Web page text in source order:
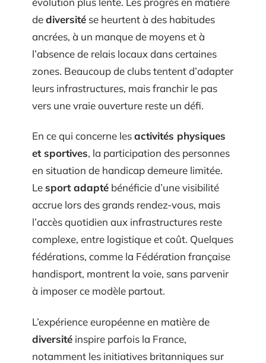
dediversité se heurtent à des habitudes
ancrées, à un manque de moyens et à
l’absence de relais locaux dans certaines
zones. Beaucoup de clubs tentent d’adapter
leurs infrastructures, mais franchir le pas
vers une vraie ouverture reste un défi.
En ce qui concerne lesactivités physiques
et sportives, la participation des personnes
en situation de handicap demeure limitée.
Lesport adapté bénéficie d’une visibilité
accrue lors des grands rendez-vous, mais
l’accès quotidien aux infrastructures reste
complexe, entre logistique et coût. Quelques
fédérations, comme la Fédération française
handisport, montrent la voie, sans parvenir
à imposer ce modèle partout.
L’expérience européenne en matière de
diversité inspire parfois la France,
notamment les initiatives britanniques sur